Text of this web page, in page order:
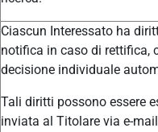
Ciascun Interessato ha
notifica in caso di rettifica,
decisione individuale
Tali diritti possono essere
inviata al Titolare via e-